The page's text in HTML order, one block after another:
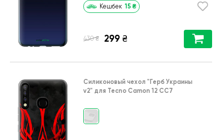
Кешбек 15 ₴
430 ₴ 299 ₴
Силиконовый чехол "Герб Украины
v2" для Tecno Camon 12 CC7